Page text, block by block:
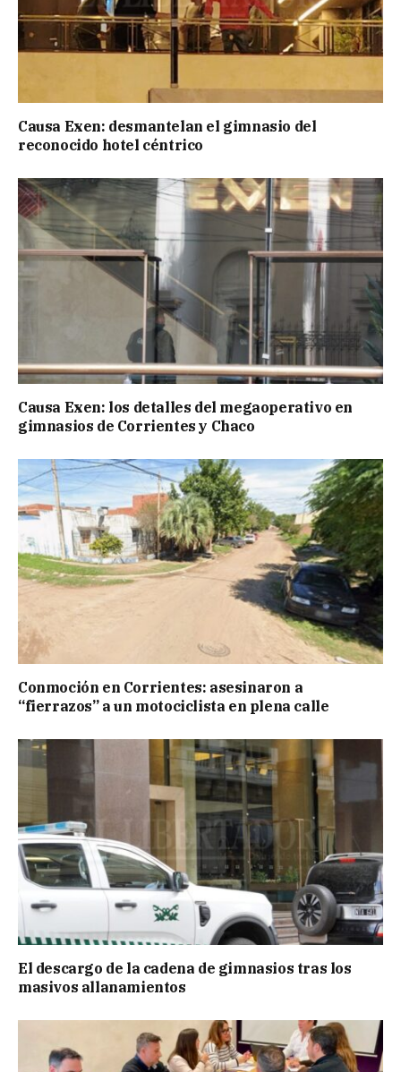
Causa Exen: desmantelan el gimnasio del
reconocido hotel céntrico
Causa Exen: los detalles del megaoperativo en
gimnasios de Corrientes y Chaco
Conmoción en Corrientes: asesinaron a
“fierrazos” a un motociclista en plena calle
El descargo de la cadena de gimnasios tras los
masivos allanamientos